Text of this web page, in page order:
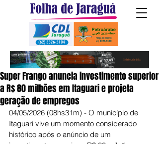
Super Frango anuncia investimento superior
a R$ 80 milhões em Itaguari e projeta
geração de empregos
04/05/2026 (08hs31m) - O município de
Itaguari vive um momento considerado
histórico após o anúncio de um